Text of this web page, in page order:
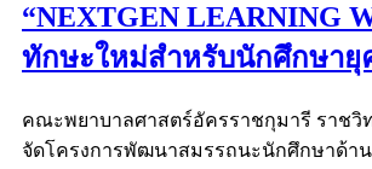
“NEXTGEN LEARNING
ทักษะใหม่สำหรับนักศึกษายุ
คณะพยาบาลศาสตร์อัครราชกุมารี ราชวิ
จัดโครงการพัฒนาสมรรถนะนักศึกษาด้า